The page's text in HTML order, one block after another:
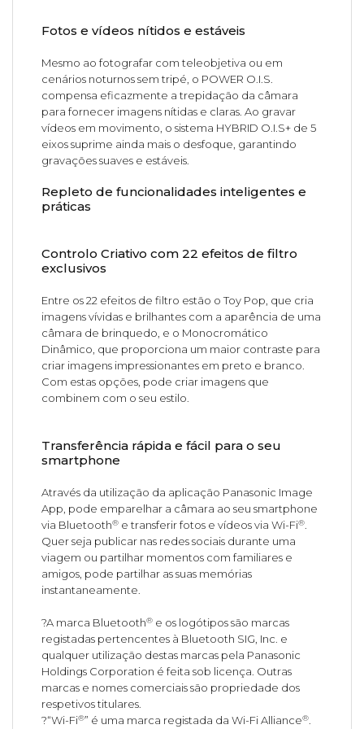
Fotos e vídeos nítidos e estáveis
Mesmo ao fotografar com teleobjetiva ou em
cenários noturnos sem tripé, o POWER O.I.S.
compensa eficazmente a trepidação da câmara
para fornecer imagens nítidas e claras. Ao gravar
vídeos em movimento, o sistema HYBRID O.I.S+ de 5
eixos suprime ainda mais o desfoque, garantindo
gravações suaves e estáveis.
Repleto de funcionalidades inteligentes e
práticas
Controlo Criativo com 22 efeitos de filtro
exclusivos
Entre os 22 efeitos de filtro estão o Toy Pop, que cria
imagens vívidas e brilhantes com a aparência de uma
câmara de brinquedo, e o Monocromático
Dinâmico, que proporciona um maior contraste para
criar imagens impressionantes em preto e branco.
Com estas opções, pode criar imagens que
combinem com o seu estilo.
Transferência rápida e fácil para o seu
smartphone
Através da utilização da aplicação Panasonic Image
App, pode emparelhar a câmara ao seu smartphone
via Bluetooth® e transferir fotos e vídeos via Wi-Fi®.
Quer seja publicar nas redes sociais durante uma
viagem ou partilhar momentos com familiares e
amigos, pode partilhar as suas memórias
instantaneamente.
?A marca Bluetooth® e os logótipos são marcas
registadas pertencentes à Bluetooth SIG, Inc. e
qualquer utilização destas marcas pela Panasonic
Holdings Corporation é feita sob licença. Outras
marcas e nomes comerciais são propriedade dos
respetivos titulares.
?“Wi-Fi®” é uma marca registada da Wi-Fi Alliance®.